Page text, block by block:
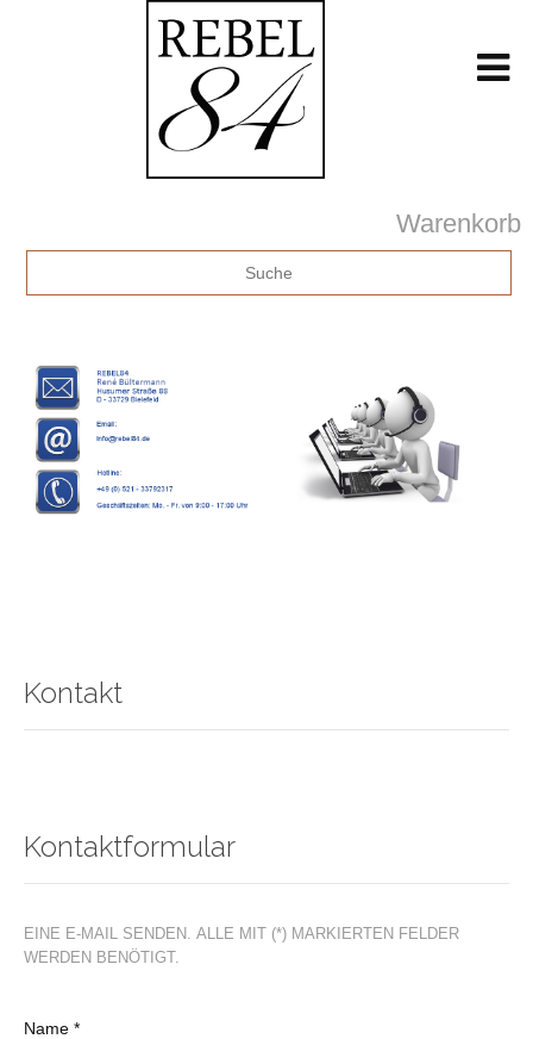
Warenkorb
Kontakt
Kontaktformular
EINE E-MAIL SENDEN. ALLE MIT (*) MARKIERTEN FELDER
WERDEN BENÖTIGT.
Name *